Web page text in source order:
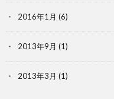
2016年1月 (6)
2013年9月 (1)
2013年3月 (1)